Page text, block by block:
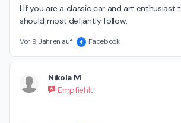
I If you are a classic car and art enthusiast
should most defiantly follow.
Vor 9 Jahren auf Facebook
Nikola M
Empfiehlt